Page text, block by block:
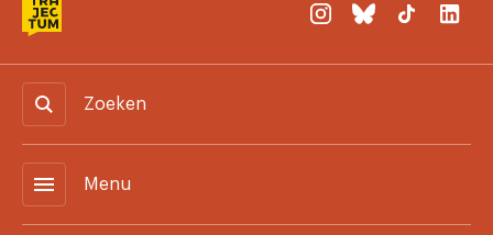
Zoeken
menu Menu